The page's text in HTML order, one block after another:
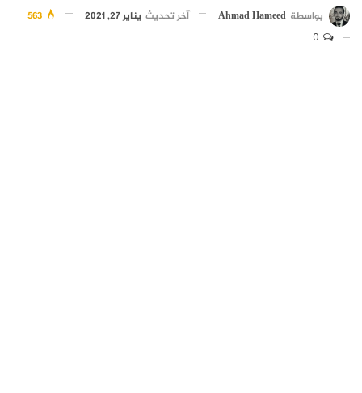
بواسطة Ahmad Hameed آخر تحديث يناير 27, 2021